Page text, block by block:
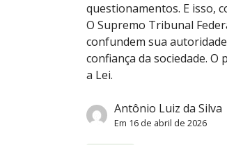
questionamentos. E isso,
O Supremo Tribunal
confundem sua
confiança da sociedade.
a Lei.
Antônio Luiz da Silva
Em 16 de abril de 2026